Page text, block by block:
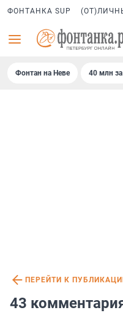
ФОНТАНКА SUP
Фонтан на Неве 40 млн
ПЕРЕЙТИ К
43